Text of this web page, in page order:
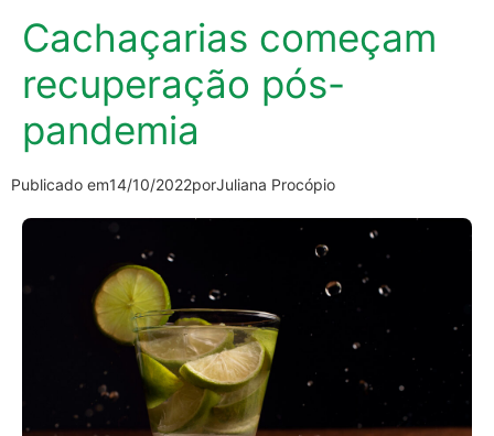
Cachaçarias começam
recuperação pós-
pandemia
Publicado em14/10/2022porJuliana Procópio